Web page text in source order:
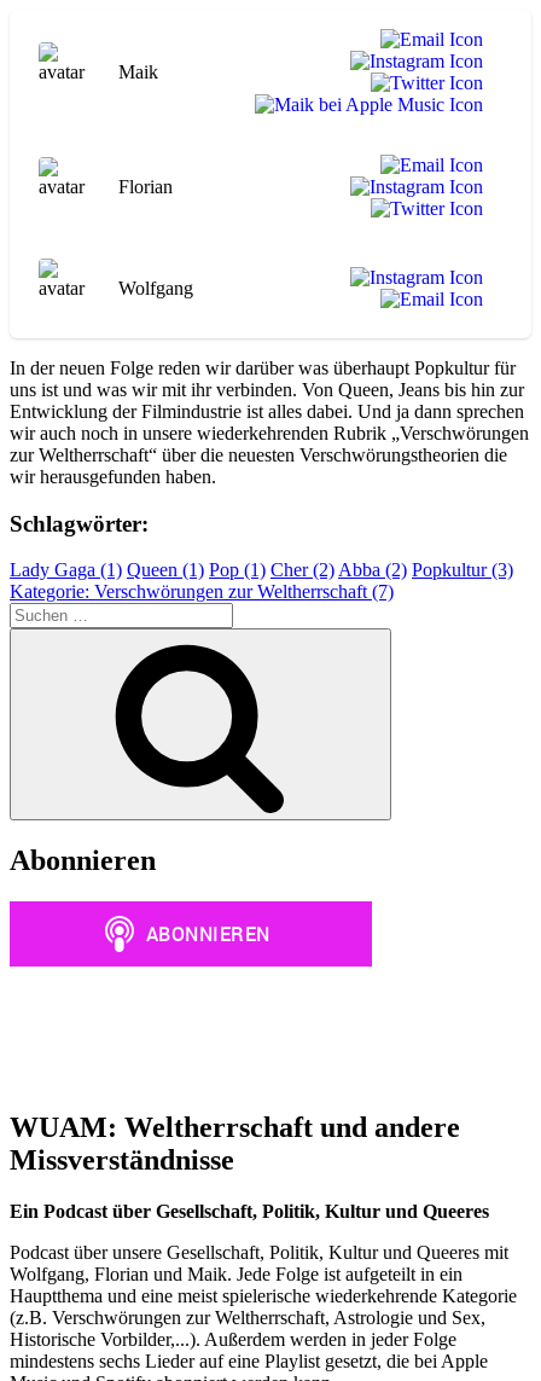
Maik
Florian
Wolfgang
In der neuen Folge reden wir darüber was überhaupt Popkultur für
uns ist und was wir mit ihr verbinden. Von Queen, Jeans bis hin zur
Entwicklung der Filmindustrie ist alles dabei. Und ja dann sprechen
wir auch noch in unsere wiederkehrenden Rubrik „Verschwörungen
zur Weltherrschaft“ über die neuesten Verschwörungstheorien die
wir herausgefunden haben.
Schlagwörter:
Lady Gaga (1) Queen (1) Pop (1) Cher (2) Abba (2) Popkultur (3)
Kategorie: Verschwörungen zur Weltherrschaft (7)
Suchen
nach:
Abonnieren
WUAM: Weltherrschaft und andere
Missverständnisse
Ein Podcast über Gesellschaft, Politik, Kultur und Queeres
Podcast über unsere Gesellschaft, Politik, Kultur und Queeres mit
Wolfgang, Florian und Maik. Jede Folge ist aufgeteilt in ein
Hauptthema und eine meist spielerische wiederkehrende Kategorie
(z.B. Verschwörungen zur Weltherrschaft, Astrologie und Sex,
Historische Vorbilder,...). Außerdem werden in jeder Folge
mindestens sechs Lieder auf eine Playlist gesetzt, die bei Apple